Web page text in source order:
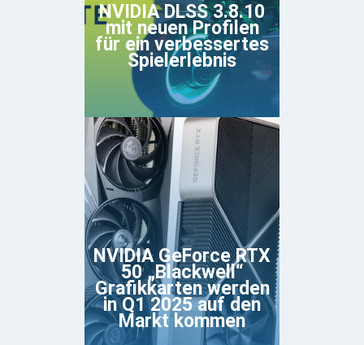
NVIDIA DLSS 3.8.10
mit neuen Profilen
für ein verbessertes
Spielerlebnis
NVIDIA GeForce RTX
50 „Blackwell“
Grafikkarten werden
in Q1 2025 auf den
Markt kommen